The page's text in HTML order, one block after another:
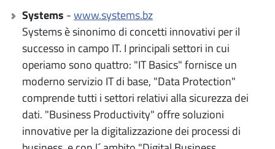
Systems -www.systems.bz
Systems è sinonimo di concetti innovativi per il
successo in campo IT. I principali settori in cui
operiamo sono quattro: "IT Basics" fornisce un
moderno servizio IT di base, "Data Protection"
comprende tutti i settori relativi alla sicurezza dei
dati. "Business Productivity" offre soluzioni
innovative per la digitalizzazione dei processi di